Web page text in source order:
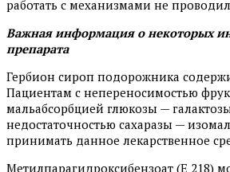
работать с механизмами не
Важная информация о некоторых
препарата
Гербион сироп подорожника
Пациентам с непереносимостью
мальабсорбцией глюкозы —
недостаточностью сахаразы —
принимать данное лекарственное
Метилпарагидроксибензоат (Е 218)